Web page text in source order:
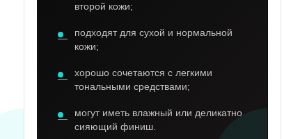
второй кожи;
подходят для сухой и нормальной
кожи;
хорошо сочетаются с легкими
тональными средствами;
могут иметь влажный или деликатно
сияющий финиш.